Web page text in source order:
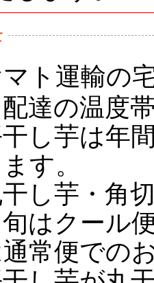
ト運輸の
配達の温度
し芋は年
す。
し芋・角
はクール
常便での